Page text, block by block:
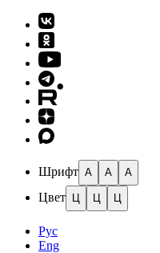
Шрифт A A A
Цвет Ц Ц Ц
Рус
Eng